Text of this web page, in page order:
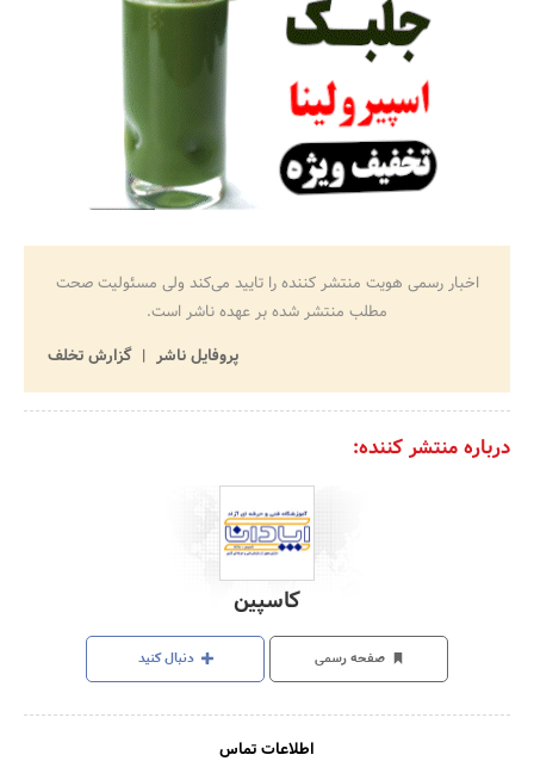
اخبار رسمی هویت منتشر کننده را تایید می‌کند ولی مسئولیت صحت
مطلب منتشر شده بر عهده ناشر است.
پروفایل ناشر
گزارش تخلف
درباره منتشر کننده:
کاسپین
صفحه رسمی دنبال کنید
اطلاعات تماس